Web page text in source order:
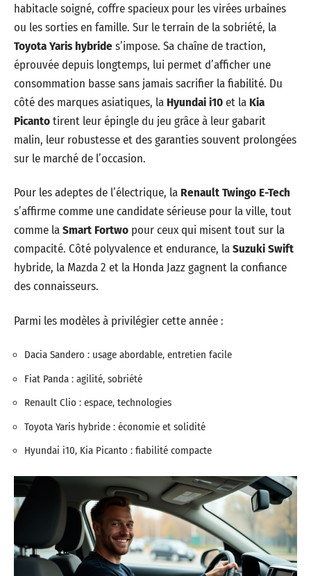
habitacle soigné, coffre spacieux pour les virées urbaines
ou les sorties en famille. Sur le terrain de la sobriété, la
Toyota Yaris hybrides’impose. Sa chaîne de traction,
éprouvée depuis longtemps, lui permet d’afficher une
consommation basse sans jamais sacrifier la fiabilité. Du
côté des marques asiatiques, la Hyundai i10et la Kia
Picantotirent leur épingle du jeu grâce à leur gabarit
malin, leur robustesse et des garanties souvent prolongées
sur le marché de l’occasion.
Pour les adeptes de l’électrique, la Renault Twingo E-Tech
s’affirme comme une candidate sérieuse pour la ville, tout
comme laSmart Fortwo pour ceux qui misent tout sur la
compacité. Côté polyvalence et endurance, laSuzuki Swift
hybride, la Mazda 2 et la Honda Jazz gagnent la confiance
des connaisseurs.
Parmi les modèles à privilégier cette année :
Dacia Sandero : usage abordable, entretien facile
Fiat Panda : agilité, sobriété
Renault Clio : espace, technologies
Toyota Yaris hybride : économie et solidité
Hyundai i10, Kia Picanto : fiabilité compacte